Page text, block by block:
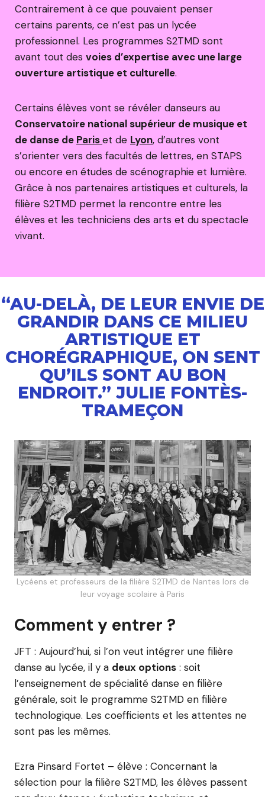
Contrairement à ce que pouvaient penser
certains parents, ce n’est pas un lycée
professionnel. Les programmes S2TMD sont
avant tout des voies d’expertise avec une large
ouverture artistique et culturelle.
Certains élèves vont se révéler danseurs au
Conservatoire national supérieur de musique et
de danse de Pariset de Lyon, d’autres vont
s’orienter vers des facultés de lettres, en STAPS
ou encore en études de scénographie et lumière.
Grâce à nos partenaires artistiques et culturels, la
filière S2TMD permet la rencontre entre les
élèves et les techniciens des arts et du spectacle
vivant.
“AU-DELÀ, DE LEUR ENVIE DE
GRANDIR DANS CE MILIEU
ARTISTIQUE ET
CHORÉGRAPHIQUE, ON SENT
QU’ILS SONT AU BON
ENDROIT.” JULIE FONTÈS-
TRAMEÇON
Lycéens et professeurs de la filière S2TMD de Nantes lors de
leur voyage scolaire à Paris
Comment y entrer ?
JFT : Aujourd’hui, si l’on veut intégrer une filière
danse au lycée, il y a deux options : soit
l’enseignement de spécialité danse en filière
générale, soit le programme S2TMD en filière
technologique. Les coefficients et les attentes ne
sont pas les mêmes.
Ezra Pinsard Fortet – élève : Concernant la
sélection pour la filière S2TMD, les élèves passent